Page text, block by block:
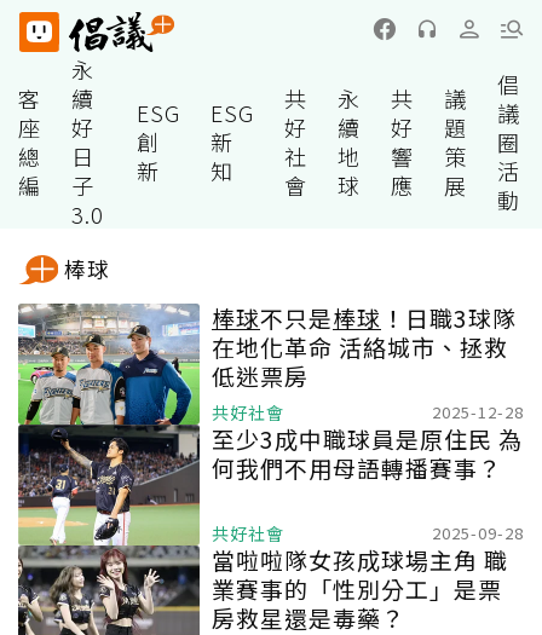
客
座
總
編
永
續
好
日
子
3.0
ESG
創
新
ESG
新
知
共
好
社
會
永
續
地
球
共
好
響
應
議
題
策
展
倡
議
圈
活
動
棒球
棒球不只是棒球 ！日職3球隊
在地化革命 活絡城市、拯救
低迷票房
共好社會 2025-12-28
至少3成中職球員是原住民 為
何我們不用母語轉播賽事？
共好社會 2025-09-28
當啦啦隊女孩成球場主角 職
業賽事的「性別分工」是票
房救星還是毒藥？